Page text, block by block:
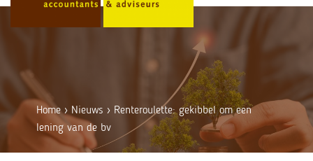
Home› Nieuws › Renteroulette: gekibbel om een
lening van de bv